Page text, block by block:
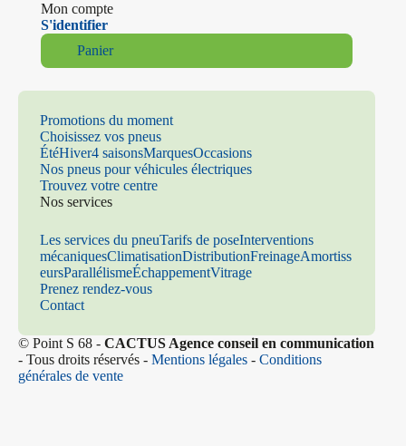
Mon compte
S'identifier
Panier
Promotions du moment
Choisissez vos pneus
ÉtéHiver4 saisonsMarquesOccasions
Nos pneus pour véhicules électriques
Trouvez votre centre
Nos services
Les services du pneuTarifs de poseInterventions
mécaniquesClimatisationDistributionFreinageAmortiss
eursParallélismeÉchappementVitrage
Prenez rendez-vous
Contact
© Point S 68 - CACTUS Agence conseil en communication
- Tous droits réservés - Mentions légales - Conditions
générales de vente